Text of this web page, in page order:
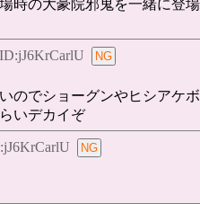
時の大豪院邪鬼を一緒に登場
ID:jJ6KrCarlU
のでショーグンやヒシアケボ
いデカイぞ